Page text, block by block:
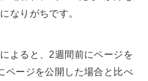
なりがちです。
よると、2週間前にページを
ページを公開した場合と比べ